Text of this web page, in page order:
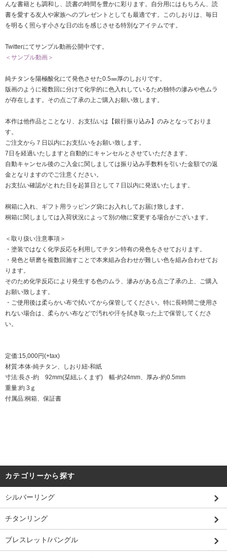
んな書籍とも調和し、読書の時間を豊かに彩ります。自分用にはもちろん、読
書を愛する友人や家族へのプレゼントとしても最適です。このしおりは、毎日
を明るく照らす小さな日の出を感じさせる特別なアイテムです。
Twitterにてサンプル動画公開中です。
＜サンプル動画＞
純チタンを陽極酸化にて発色させた0.5㎜厚のしおりです。
版画のように複数回に分けて化学的に色入れしているため独特の滲みや色ムラ
が存在します。その点ご了承の上ご購入お願い致します。
本作は他作品とことなり、お支払いは【銀行振り込み】のみとなっておりま
す。
ご注文から７日以内にお支払いをお願い致します。
7日を経過いたしますと自動的にキャンセルとさせていただきます。
自動キャンセル後のご入金に関しましては振り込み手数料を引いた金額での返
金となりますのでご注意ください。
お支払い確認がとれた日を起算日として７日以内に発送いたします。
桐箱に入れ、ギフト用ラッピング袋にお入れしてお届け致します。
桐箱に関しましては入荷状況によって別の物に変更する場合がございます。
＜取り扱い注意事項＞
・塗装ではなく化学反応を利用してチタン特有の発色をさせております。
・発色と研磨を複数回施すことで本来組み合わせが難しい色を組み合わせてお
ります。
そのため化学反応により発生する色のムラ、滲みがある点ご了承の上、ご購入
お願い致します。
・ご使用後は柔らかい布で拭いてから保管してください。特に長時間ご使用さ
れない場合は、柔らかい布などで汚れや汗を拭き取った上で保管してくださ
い。
定価:15,000円(+tax)
材質:本体-純チタン、しおり紐-和紙
寸法:長さ-約 92mm(栞紐ふくまず) 幅-約24mm、厚み-約0.5mm
重量:約 3ｇ
付属品:桐箱、保証書
カテゴリーから探す
シルバーリング
チタンリング
ブレスレット/バングル